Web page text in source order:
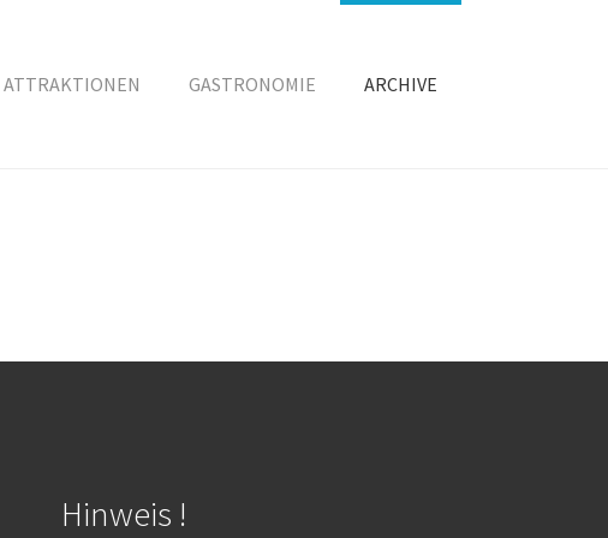
ATTRAKTIONEN GASTRONOMIE ARCHIVE
Hinweis !